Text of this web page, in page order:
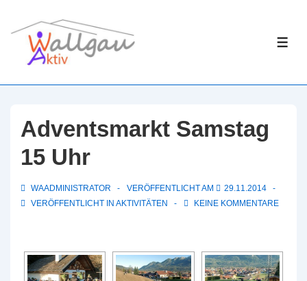
Zum
Adventsmarkt Samstag
15 Uhr
WAADMINISTRATOR VERÖFFENTLICHT AM
29.11.2014
VERÖFFENTLICHT IN AKTIVITÄTEN KEINE KOMMENTARE